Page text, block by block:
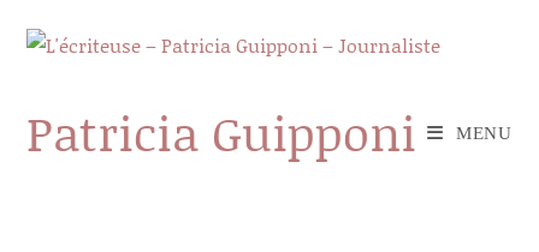
Patricia Guipponi MENU